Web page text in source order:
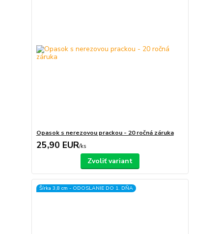
Opasok s nerezovou prackou - 20 ročná záruka
25,90 EUR/ks
Zvoliť variant
Šírka 3,8 cm - ODOSLANIE DO 1. DŇA